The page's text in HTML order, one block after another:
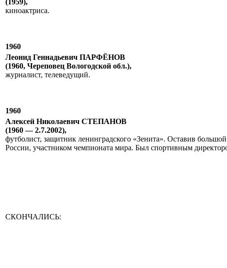
киноактриса.
1960
Леонид Геннадьевич ПАРФЁНОВ
(1960, Череповец Вологодской обл.),
журналист, телеведущий.
1960
Алексей Николаевич СТЕПАНОВ
(1960 — 2.7.2002),
футболист, защитник ленинградского «Зенита». Оставив
России, участником чемпионата мира. Был спортивным
СКОНЧАЛИСЬ: